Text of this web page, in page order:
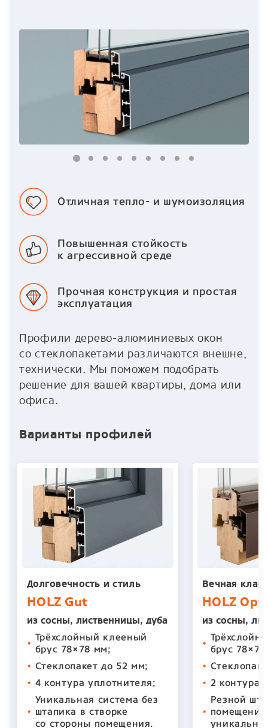
Отличная тепло- и шумоизоляция
Повышенная стойкость
к агрессивной среде
Прочная конструкция и простая
эксплуатация
Профили дерево-алюминиевых окон
со стеклопакетами различаются внешне,
технически. Мы поможем подобрать
решение для вашей квартиры, дома или
офиса.
Варианты профилей
Долговечность и стиль
HOLZ Gut
из сосны, лиственницы, дуба
•
Трёхслойный клееный
брус 78×78 мм;
• Стеклопакет до 52 мм;
• 4 контура уплотнителя;
•
Уникальная система без
штапика в створке
со стороны помещения.
Вечная
HOLZ
из сосны,
•
брус
•
• 2 контура
•
Резной